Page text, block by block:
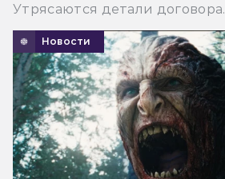
Утрясаются детали договора.
Новости